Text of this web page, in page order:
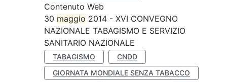
Contenuto Web
30 maggio 2014 - XVI CONVEGNO
NAZIONALE TABAGISMO E SERVIZIO
SANITARIO NAZIONALE
TABAGISMO
CNDD
GIORNATA MONDIALE SENZA TABACCO